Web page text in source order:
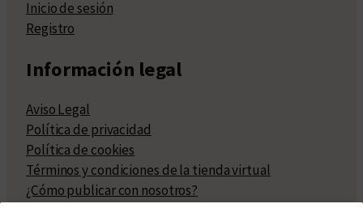
Inicio de sesión
Registro
Información legal
Aviso Legal
Política de privacidad
Política de cookies
Términos y condiciones de la tienda virtual
¿Cómo publicar con nosotros?